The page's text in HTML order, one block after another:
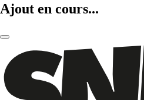
Ajout en cours...